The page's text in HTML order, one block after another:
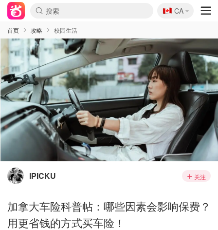
🇨🇦
CA
首页 攻略 校园生活
IPICKU 关注
加拿大车险科普帖：哪些因素会影响保费？
用更省钱的方式买车险！